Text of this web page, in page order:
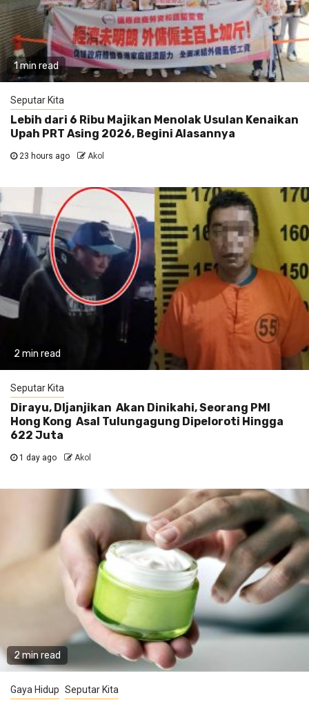
1 min read
Seputar Kita
Lebih dari 6 Ribu Majikan Menolak Usulan Kenaikan
Upah PRT Asing 2026, Begini Alasannya
23 hours ago Akol
2 min read
Seputar Kita
Dirayu, DIjanjikan Akan Dinikahi, Seorang PMI
Hong Kong Asal Tulungagung Dipeloroti Hingga
622 Juta
1 day ago Akol
2 min read
Gaya Hidup Seputar Kita